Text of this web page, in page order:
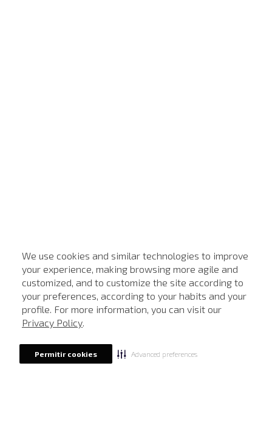
We use cookies and similar technologies to improve
your experience, making browsing more agile and
customized, and to customize the site according to
your preferences, according to your habits and your
profile. For more information, you can visit our
Privacy Policy.
Permitir cookies Advanced preferences